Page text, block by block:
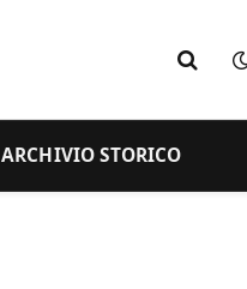
ARCHIVIO STORICO